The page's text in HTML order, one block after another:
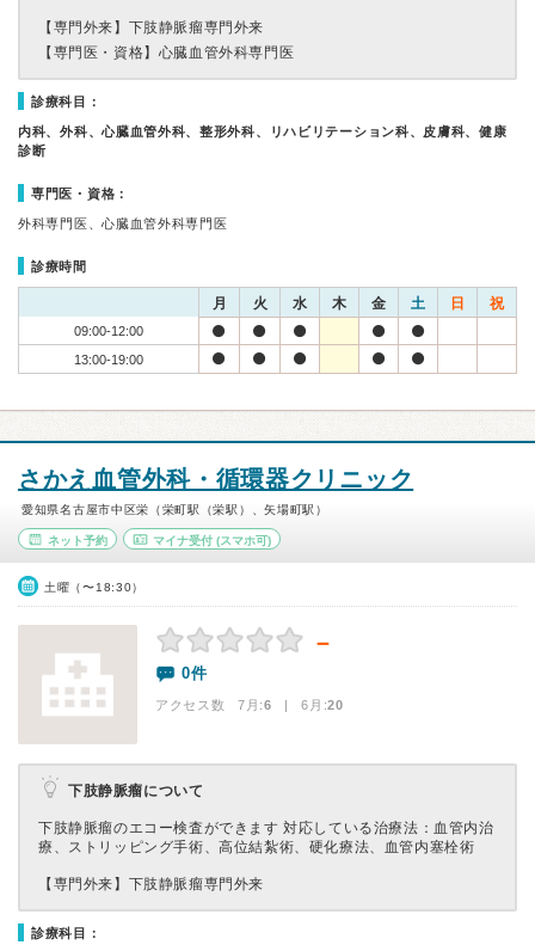
【専門外来】 下肢静脈瘤専門外来
【専門医・資格】 心臓血管外科専門医
診療科目：
内科、外科、心臓血管外科、整形外科、リハビリテーション科、皮膚科、健康
診断
専門医・資格：
外科専門医、心臓血管外科専門医
診療時間
月 火 水 木 金 土 日 祝
09:00-12:00
13:00-19:00
さかえ血管外科・循環器クリニック
愛知県名古屋市中区栄（栄町駅（栄駅）、矢場町駅）
ネット予約 マイナ受付(スマホ可)
土曜（〜18:30）
－
0件
アクセス数 7月:6 | 6月:20
下肢静脈瘤について
下肢静脈瘤のエコー検査ができます 対応している治療法：血管内治
療、ストリッピング手術、高位結紮術、硬化療法、血管内塞栓術
【専門外来】 下肢静脈瘤専門外来
診療科目：